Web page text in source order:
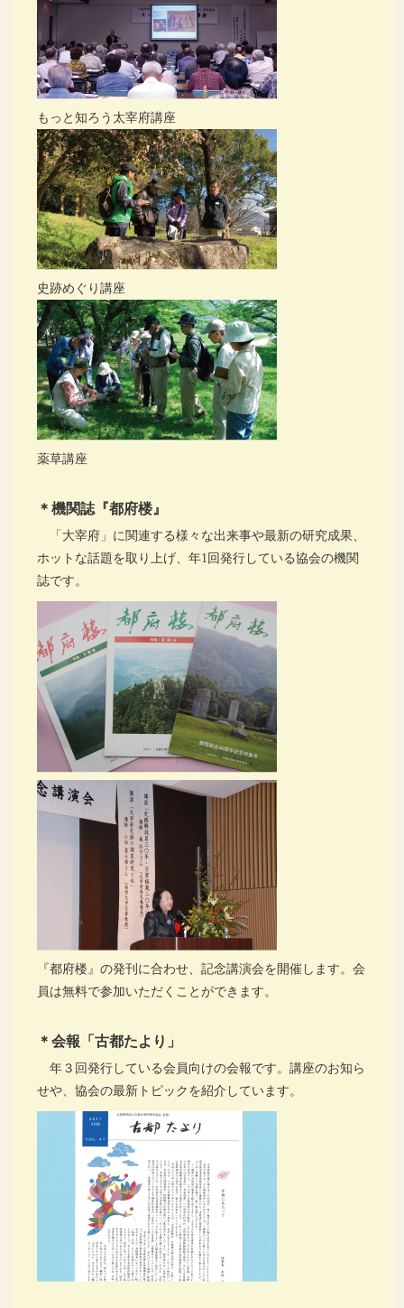
もっと知ろう太宰府講座
史跡めぐり講座
薬草講座
＊機関誌『都府楼』
「大宰府」に関連する様々な出来事や最新の研究成果、
ホットな話題を取り上げ、年1回発行している協会の機関
誌です。
『都府楼』の発刊に合わせ、記念講演会を開催します。会
員は無料で参加いただくことができます。
＊会報「古都たより」
年３回発行している会員向けの会報です。講座のお知ら
せや、協会の最新トピックを紹介しています。